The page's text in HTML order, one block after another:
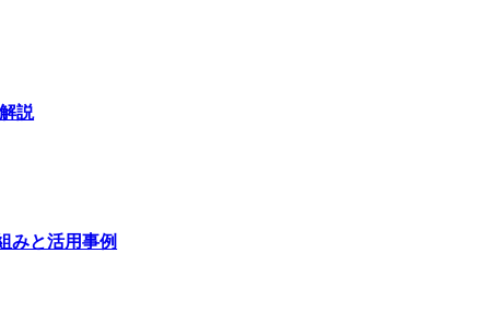
説
みと活用事例